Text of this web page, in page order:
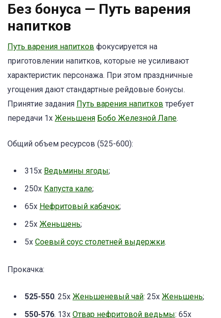
Без бонуса — Путь варения
напитков
Путь варения напитков фокусируется на
приготовлении напитков, которые не усиливают
характеристик персонажа. При этом праздничные
угощения дают стандартные рейдовые бонусы.
Принятие задания Путь варения напитков требует
передачи 1x Женьшеня Бобо Железной Лапе.
Общий объем ресурсов (525-600):
315x Ведьмины ягоды;
250x Капуста кале;
65x Нефритовый кабачок;
25x Женьшень;
5x Соевый соус столетней выдержки.
Прокачка:
525-550. 25x Женьшеневый чай: 25х Женьшень;
550-576. 13x Отвар нефритовой ведьмы: 65х